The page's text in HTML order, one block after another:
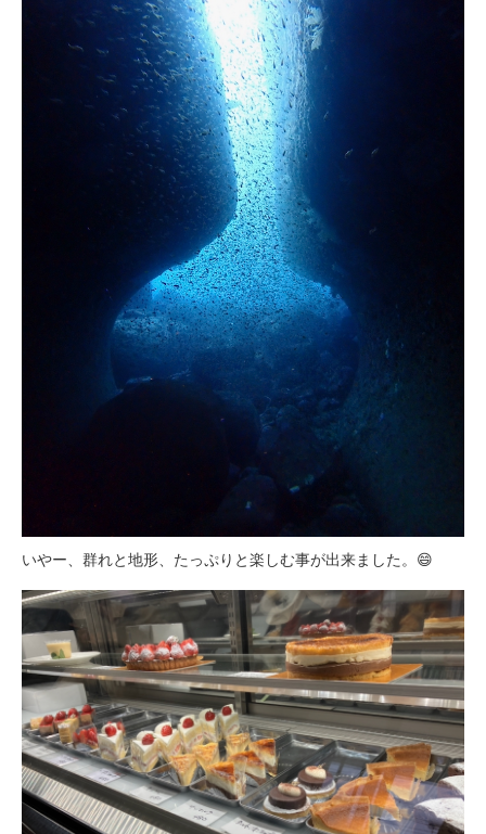
いやー、群れと地形、たっぷりと楽しむ事が出来ました。😄